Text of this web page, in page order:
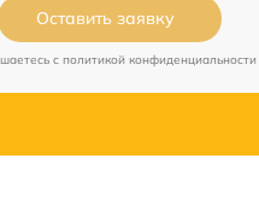
Оставить заявку
c политикой конфиденциальности